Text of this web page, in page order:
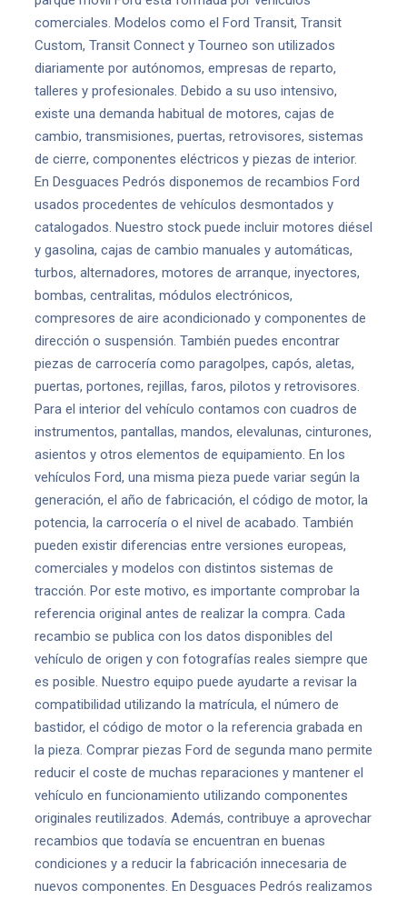
comerciales. Modelos como el Ford Transit, Transit
Custom, Transit Connect y Tourneo son utilizados
diariamente por autónomos, empresas de reparto,
talleres y profesionales. Debido a su uso intensivo,
existe una demanda habitual de motores, cajas de
cambio, transmisiones, puertas, retrovisores, sistemas
de cierre, componentes eléctricos y piezas de interior.
En Desguaces Pedrós disponemos de recambios Ford
usados procedentes de vehículos desmontados y
catalogados. Nuestro stock puede incluir motores diésel
y gasolina, cajas de cambio manuales y automáticas,
turbos, alternadores, motores de arranque, inyectores,
bombas, centralitas, módulos electrónicos,
compresores de aire acondicionado y componentes de
dirección o suspensión. También puedes encontrar
piezas de carrocería como paragolpes, capós, aletas,
puertas, portones, rejillas, faros, pilotos y retrovisores.
Para el interior del vehículo contamos con cuadros de
instrumentos, pantallas, mandos, elevalunas, cinturones,
asientos y otros elementos de equipamiento. En los
vehículos Ford, una misma pieza puede variar según la
generación, el año de fabricación, el código de motor, la
potencia, la carrocería o el nivel de acabado. También
pueden existir diferencias entre versiones europeas,
comerciales y modelos con distintos sistemas de
tracción. Por este motivo, es importante comprobar la
referencia original antes de realizar la compra. Cada
recambio se publica con los datos disponibles del
vehículo de origen y con fotografías reales siempre que
es posible. Nuestro equipo puede ayudarte a revisar la
compatibilidad utilizando la matrícula, el número de
bastidor, el código de motor o la referencia grabada en
la pieza. Comprar piezas Ford de segunda mano permite
reducir el coste de muchas reparaciones y mantener el
vehículo en funcionamiento utilizando componentes
originales reutilizados. Además, contribuye a aprovechar
recambios que todavía se encuentran en buenas
condiciones y a reducir la fabricación innecesaria de
nuevos componentes. En Desguaces Pedrós realizamos